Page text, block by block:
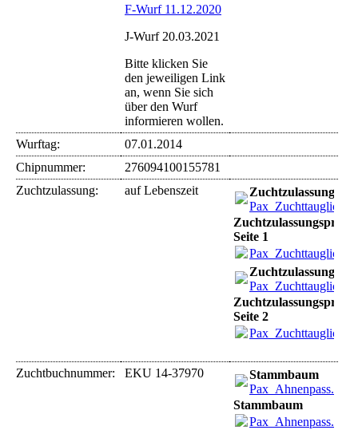
F-Wurf 11.12.2020
J-Wurf 20.03.2021
Bitte klicken Sie
den jeweiligen Link
an, wenn Sie sich
über den Wurf
informieren wollen.
Wurftag:
07.01.2014
Chipnummer:
276094100155781
Zuchtzulassung:
auf Lebenszeit
Seite 1
Seite 2
Zuchtbuchnummer: EKU 14-37970
Stammbaum
Pax_Ahnenpass.pdf
Stammbaum
Pax_Ahnenpass.pdf